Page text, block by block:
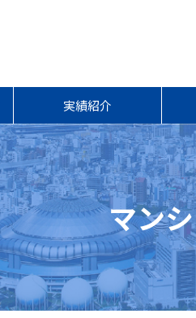
実績紹介
マン